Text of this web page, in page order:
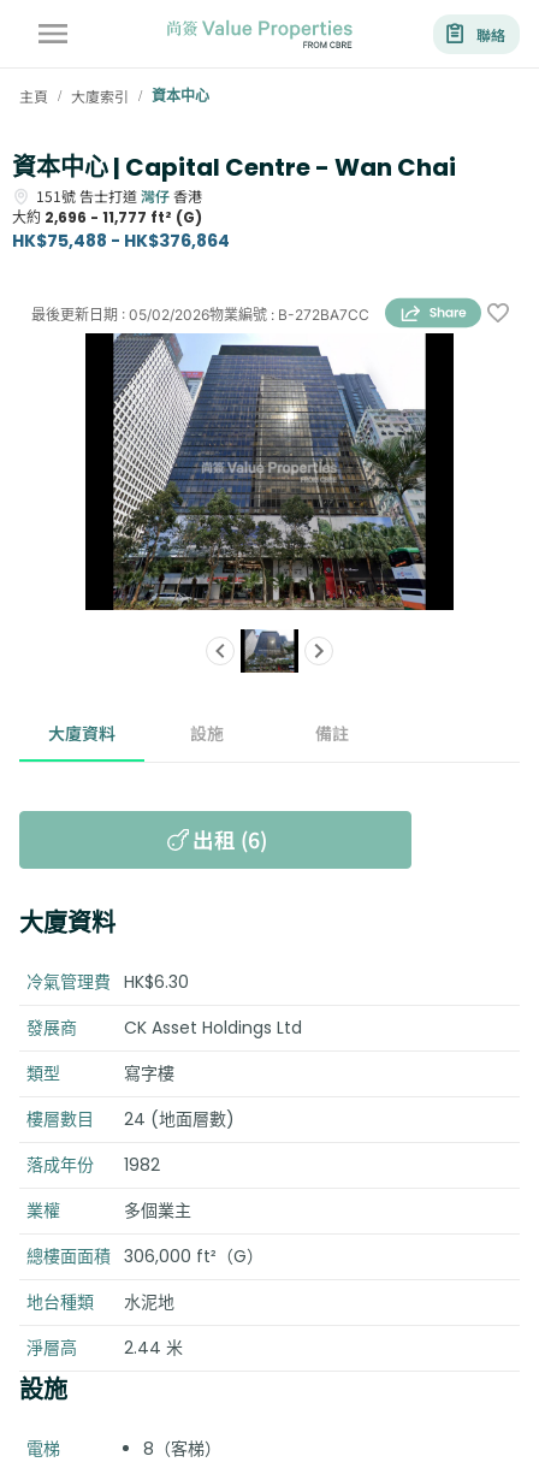
聯絡
主頁 / 大廈索引 / 資本中心
資本中心 | Capital Centre - Wan Chai
151號告士打道灣仔香港
大約 2,696 - 11,777 ft² (G)
HK$75,488 - HK$376,864
物業編號 : B-272BA7CC
最後更新日期 : 05/02/2026
大廈資料 設施 備註
出租 (6)
大廈資料
冷氣管理費 HK$6.30
發展商
CK Asset Holdings Ltd
類型
寫字樓
樓層數目
24 (地面層數)
落成年份
1982
業權
多個業主
總樓面面積 306,000 ft²（G）
地台種類
水泥地
淨層高
2.44 米
設施
電梯
8（客梯）